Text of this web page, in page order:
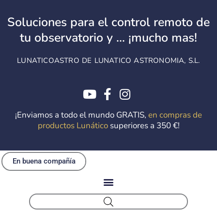
contenido
Soluciones para el control remoto de
tu observatorio y ... ¡mucho mas!
LUNATICOASTRO DE LUNATICO ASTRONOMIA, S.L.
¡Enviamos a todo el mundo GRATIS, en compras de
productos Lunáticosuperiores a 350 €!
En buena compañía